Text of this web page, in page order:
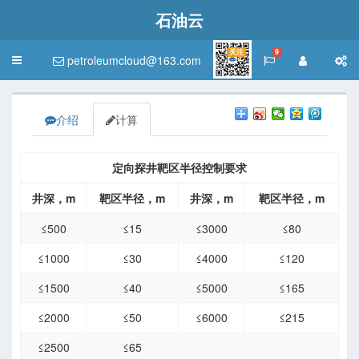
石油云
Toggle
petroleumcloud@163.com
关注 9
介绍 计算
定向探井靶区半径控制要求
井深，m
靶区半径，m 井深，m
靶区半径，m
≤500
≤15 ≤3000
≤80
≤1000
≤30 ≤4000
≤120
≤1500
≤40 ≤5000
≤165
≤2000
≤50 ≤6000
≤215
≤2500
≤65